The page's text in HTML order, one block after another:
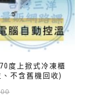
度上掀式冷凍櫃
不含舊機回收)